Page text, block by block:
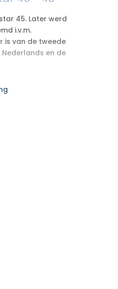
45. Later werd
i.v.m.
is van de tweede
Nederlands en de